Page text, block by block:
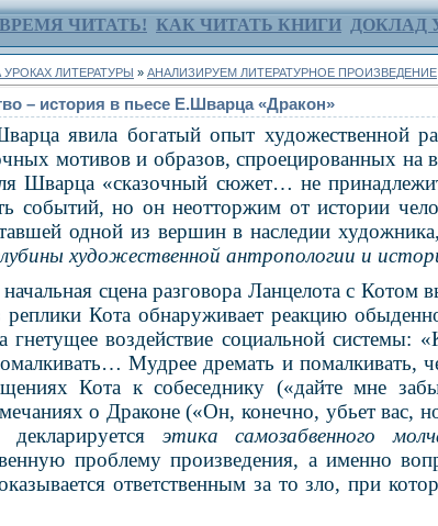
ВРЕМЯ ЧИТАТЬ! КАК ЧИТАТЬ КНИГИ ДОКЛАД
УРОКАХ ЛИТЕРАТУРЫ » АНАЛИЗИРУЕМ ЛИТЕРАТУРНОЕ ПРОИЗВЕДЕНИЕ
– история в пьесе Е.Шварца «Дракон»
явила богатый опыт художественной
мотивов и образов, спроецированных на
Шварца «сказочный сюжет… не
событий, но он неотторжим от истории
одной из вершин в наследии
художественной антропологии и
начальная сцена разговора Ланцелота с Котом
реплики Кота обнаруживает реакцию
гнетущее воздействие социальной системы:
Мудрее дремать и помалкивать,
Кота к собеседнику («дайте мне
о Драконе («Он, конечно, убьет вас,
декларируется этика самозабвенного
проблему произведения, а именно
ответственным за то зло, при